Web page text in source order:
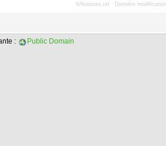
fr/features.txt · Dernière
: Public Domain